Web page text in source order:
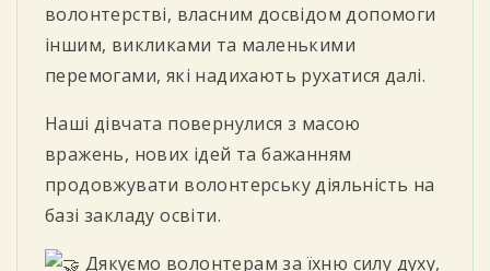
волонтерстві, власним досвідом допомоги
іншим, викликами та маленькими
перемогами, які надихають рухатися далі.
Наші дівчата повернулися з масою
вражень, нових ідей та бажанням
продовжувати волонтерську діяльність на
базі закладу освіти.
Дякуємо волонтерам за їхню силу духу,